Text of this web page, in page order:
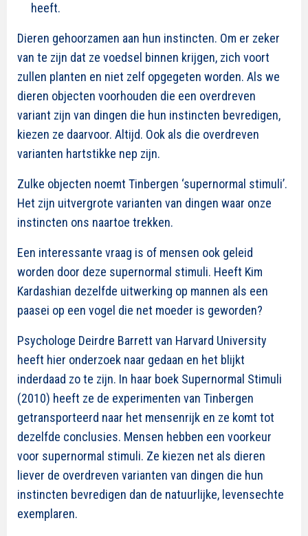
heeft.
Dieren gehoorzamen aan hun instincten. Om er zeker
van te zijn dat ze voedsel binnen krijgen, zich voort
zullen planten en niet zelf opgegeten worden. Als we
dieren objecten voorhouden die een overdreven
variant zijn van dingen die hun instincten bevredigen,
kiezen ze daarvoor. Altijd. Ook als die overdreven
varianten hartstikke nep zijn.
Zulke objecten noemt Tinbergen ‘supernormal stimuli’.
Het zijn uitvergrote varianten van dingen waar onze
instincten ons naartoe trekken.
Een interessante vraag is of mensen ook geleid
worden door deze supernormal stimuli. Heeft Kim
Kardashian dezelfde uitwerking op mannen als een
paasei op een vogel die net moeder is geworden?
Psychologe Deirdre Barrett van Harvard University
heeft hier onderzoek naar gedaan en het blijkt
inderdaad zo te zijn. In haar boek Supernormal Stimuli
(2010) heeft ze de experimenten van Tinbergen
getransporteerd naar het mensenrijk en ze komt tot
dezelfde conclusies. Mensen hebben een voorkeur
voor supernormal stimuli. Ze kiezen net als dieren
liever de overdreven varianten van dingen die hun
instincten bevredigen dan de natuurlijke, levensechte
exemplaren.